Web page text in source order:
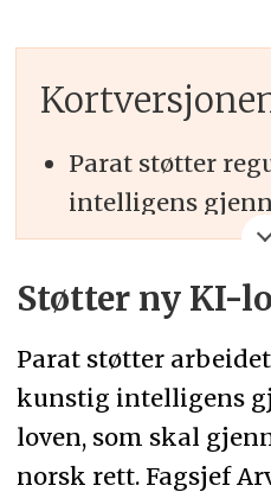
Parat støtter
intelligens
i stedet for Nkom
Parat mener
forhastet seg
før høringen er
Støtter ny KI-
Parat støtter
kunstig intelligens
loven, som skal
norsk rett. Fagsjef